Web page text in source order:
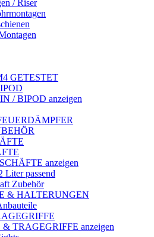
/ Riser
GETESTET
/ BIPOD anzeigen
anzeigen
Liter passend
Zubehör
& HALTERUNGEN
TRAGEGRIFFE anzeigen